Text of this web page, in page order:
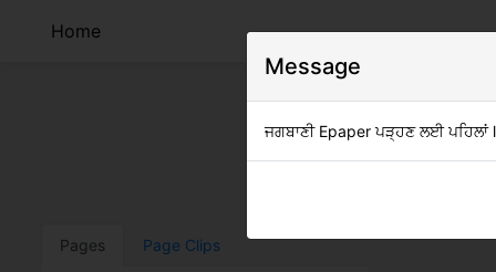
Home
Clip
Pages Page Clips
Message
ਜਗਬਾਣੀ Epaper ਪੜ੍ਹਣ ਲਈ